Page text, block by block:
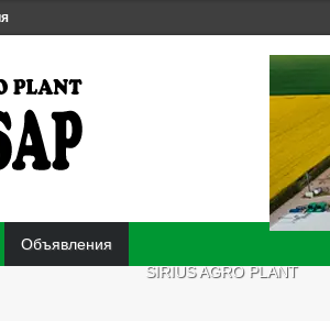
Объявления
SIRIUS AGRO PLANT